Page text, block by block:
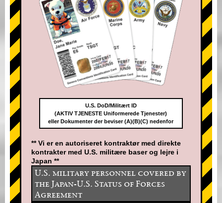
U.S. DoD/Militært ID
(AKTIV TJENESTE Uniformerede Tjenester)
eller Dokumenter der beviser (A)(B)(C) nedenfor
** Vi er en autoriseret kontraktør med direkte
kontrakter med U.S. militære baser og lejre i
Japan **
U.S. military personnel covered by
the Japan-U.S. Status of Forces
Agreement